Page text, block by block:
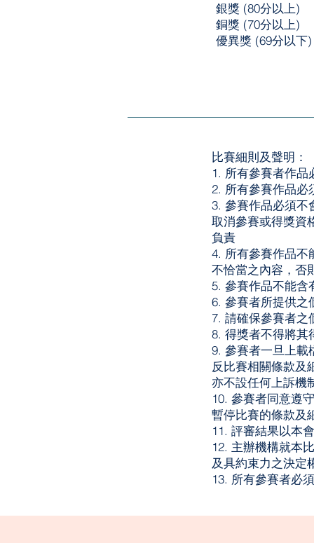
銀獎 (80分以上)
銅獎 (70分以上)
優異獎 (69分以下)
比賽細則及聲明：
1. 所有參賽者作品
2. 所有參賽作品必
3. 參賽作品必須不
取消參賽或得獎資
負責
4. 所有參賽作品不
不恰當之內容，否
5. 參賽作品不能含
6. 參賽者所提供之
7. 請確保參賽者之
8. 得獎者不得將其
9. 參賽者一旦上載
反比賽相關條款及
亦不設任何上訴機
10. 參賽者同意遵
暫停比賽的條款及
11. 評審結果以本
12. 主辦機構就本
及具約束力之決定
13. 所有參賽者必